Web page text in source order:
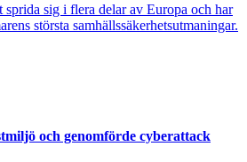
sprida sig i flera delar av Europa och har
största samhällssäkerhetsutmaningar.
och genomförde cyberattack